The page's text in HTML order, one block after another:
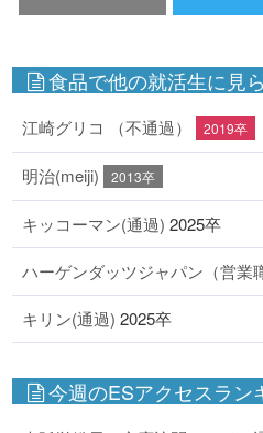
食品で他の就活生に見
江崎グリコ （不通過） 2019卒
明治(meiji) 2013卒
キッコーマン(通過) 2025卒
ハーゲンダッツジャパン（営業
キリン(通過) 2025卒
今週のESアクセスラン